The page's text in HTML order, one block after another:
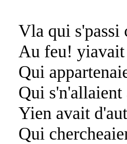
Vla qui s'passi
Au feu! yiavait
Qui
Qui
Yien avait
Qui